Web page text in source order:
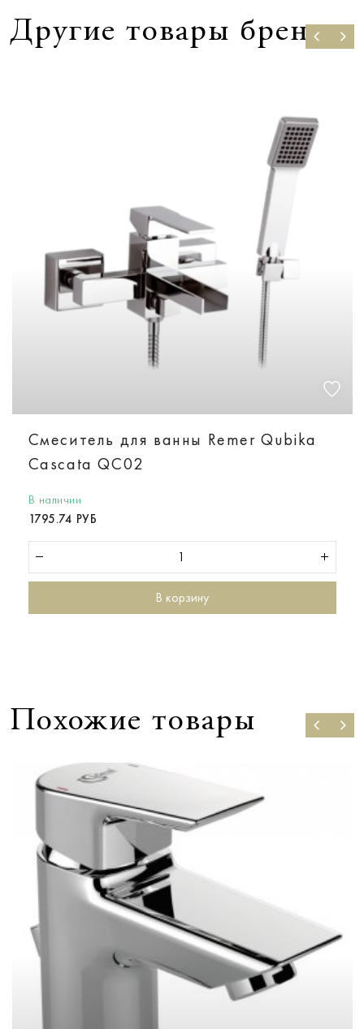
Другие товары бренда
Смеситель для ванны Remer Qubika
Cascata QC02
В наличии
1795.74 РУБ
В корзину
Похожие товары